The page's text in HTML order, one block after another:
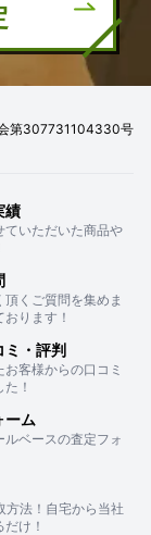
第307731104330号
績
ていただいた商品や
頂くご質問を集めま
ります！
ミ・評判
客様からの口コミ
！
ーム
ルベースの査定フォ
方法！自宅から当社
け！